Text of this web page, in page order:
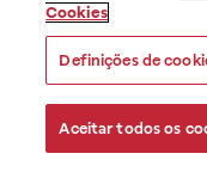
Cookies
Definições de
Aceitar todos os